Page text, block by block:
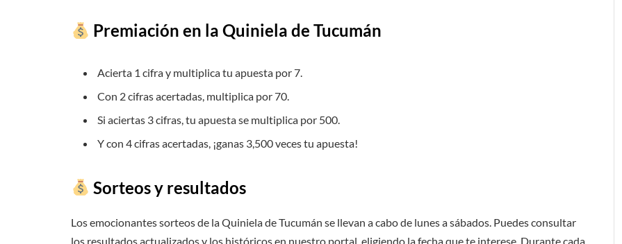
Premiación en la Quiniela de Tucumán
Acierta 1 cifra y multiplica tu apuesta por 7.
Con 2 cifras acertadas, multiplica por 70.
Si aciertas 3 cifras, tu apuesta se multiplica por 500.
Y con 4 cifras acertadas, ¡ganas 3,500 veces tu apuesta!
Sorteos y resultados
Los emocionantes sorteos de la Quiniela de Tucumán se llevan a cabo de lunes a sábados. Puedes consultar
los resultados actualizados y los históricos en nuestro portal, eligiendo la fecha que te interese. Durante cada